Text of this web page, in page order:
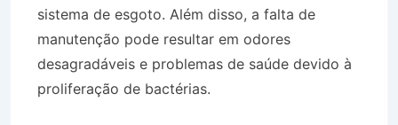
sistema de esgoto. Além disso, a falta de
manutenção pode resultar em odores
desagradáveis e problemas de saúde devido à
proliferação de bactérias.